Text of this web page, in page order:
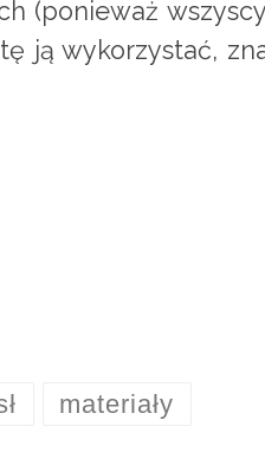
(ponieważ
ją wykorzystać,
materiały